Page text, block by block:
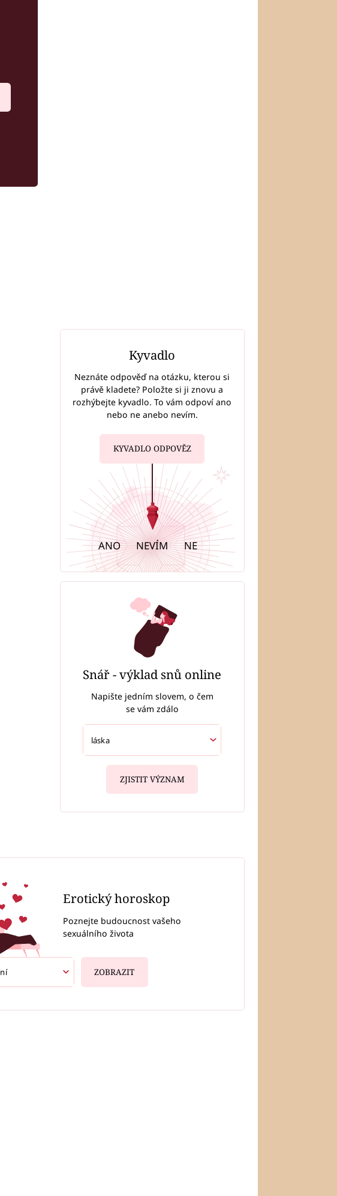
Kyvadlo
Neznáte odpověď na otázku, kterou si
právě kladete? Položte si ji znovu a
rozhýbejte kyvadlo. To vám odpoví ano
nebo ne anebo nevím.
KYVADLO ODPOVĚZ
ANO NEVÍM NE
Snář - výklad snů online
Napište jedním slovem, o čem
se vám zdálo
ZJISTIT VÝZNAM
Erotický horoskop
Poznejte budoucnost vašeho
sexuálního života
ZOBRAZIT